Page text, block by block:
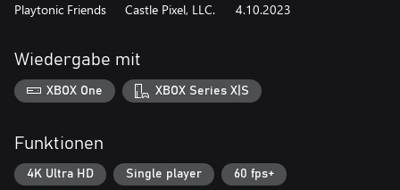
Playtonic Friends Castle Pixel, LLC. 4.10.2023
Wiedergabe mit
XBOX One XBOX Series X|S
Funktionen
4K Ultra HD Single player 60 fps+